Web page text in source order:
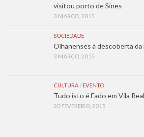
visitou porto de Sines
3 MARÇO, 2015
SOCIEDADE
Olhanenses à descoberta da
3 MARÇO, 2015
CULTURA/ EVENTO
Tudo isto é Fado em Vila
20 FEVEREIRO, 2015